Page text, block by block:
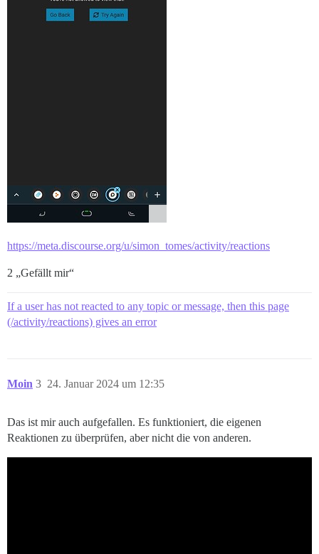
https://meta.discourse.org/u/simon_tomes/activity/reactions
2 „Gefällt mir“
If a user has not reacted to any topic or message, then this page
(/activity/reactions) gives an error
Moin 24. Januar 2024 um 12:35
3
Das ist mir auch aufgefallen. Es funktioniert, die eigenen
Reaktionen zu überprüfen, aber nicht die von anderen.